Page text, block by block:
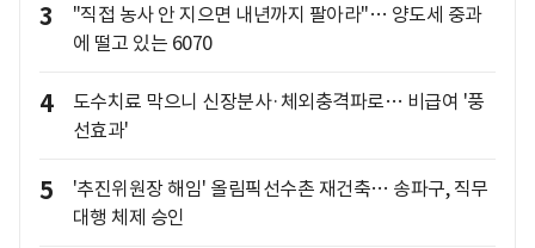
3
"직접 농사 안 지으면 내년까지 팔아라"… 양도세 중과
에 떨고 있는 6070
4
도수치료 막으니 신장분사·체외충격파로… 비급여 '풍
선효과'
5
'추진위원장 해임' 올림픽선수촌 재건축… 송파구, 직무
대행 체제 승인